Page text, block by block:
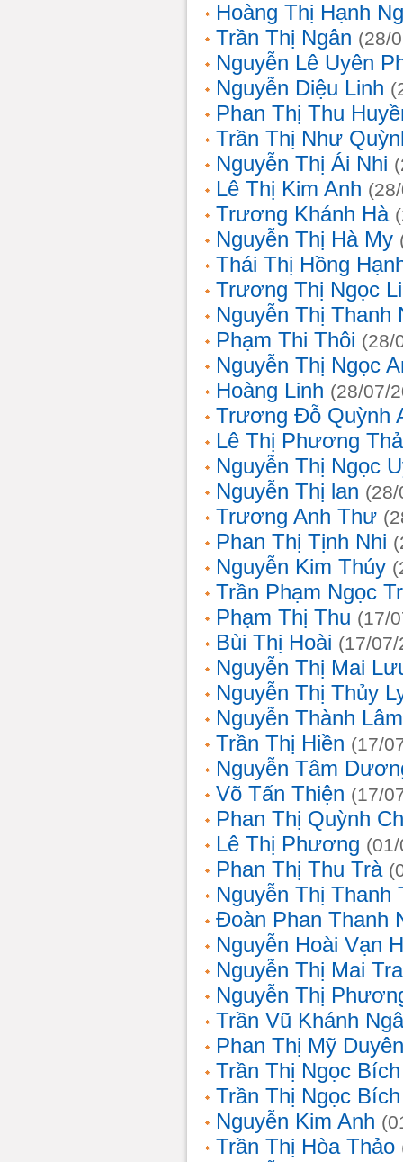
Hoàng Thị Hạnh
Trần Thị Ngân (28/
Nguyễn Lê Uyên
Nguyễn Diệu Linh
Phan Thị Thu
Trần Thị Như
Nguyễn Thị Ái Nhi
Lê Thị Kim Anh
Trương Khánh Hà
Nguyễn Thị Hà My
Thái Thị Hồng
Trương Thị Ngọc
Nguyễn Thị Thanh
Phạm Thi Thôi (28/
Nguyễn Thị Ngọc
Hoàng Linh (28/07/
Trương Đỗ Quỳnh
Lê Thị Phương
Nguyễn Thị Ngọc
Nguyễn Thị lan
Trương Anh Thư
Phan Thị Tịnh Nhi
Nguyễn Kim Thúy
Trần Phạm Ngọc
Phạm Thị Thu (17/
Bùi Thị Hoài (17/
Nguyễn Thị Mai
Nguyễn Thị Thủy
Nguyễn Thành Lâm
Trần Thị Hiền (17/
Nguyễn Tâm
Võ Tấn Thiện (17/
Phan Thị Quỳnh
Lê Thị Phương
Phan Thị Thu Trà
Nguyễn Thị Thanh
Đoàn Phan Thanh
Nguyễn Hoài Vạn
Nguyễn Thị Mai
Nguyễn Thị
Trần Vũ Khánh
Phan Thị Mỹ Duyên
Trần Thị Ngọc Bích
Trần Thị Ngọc Bích
Nguyễn Kim Anh
Trần Thị Hòa Thảo